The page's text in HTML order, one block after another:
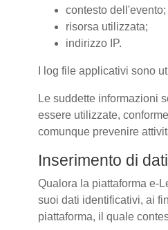
contesto dell'evento;
risorsa utilizzata;
indirizzo IP.
I log file applicativi sono
Le suddette informazioni
essere utilizzate,
comunque prevenire
Inserimento di
Qualora la piattaforma e-
suoi dati identificativi, ai
piattaforma, il quale